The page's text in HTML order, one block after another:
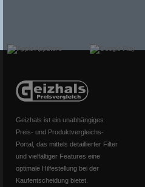
Geizhals ist ein unabhängiges
Preis- und Produktvergleichs-
Portal, das mittels detaillierter Filter
und vielfältiger Features eine
optimale Hilfestellung bei der
Kaufentscheidung bietet.